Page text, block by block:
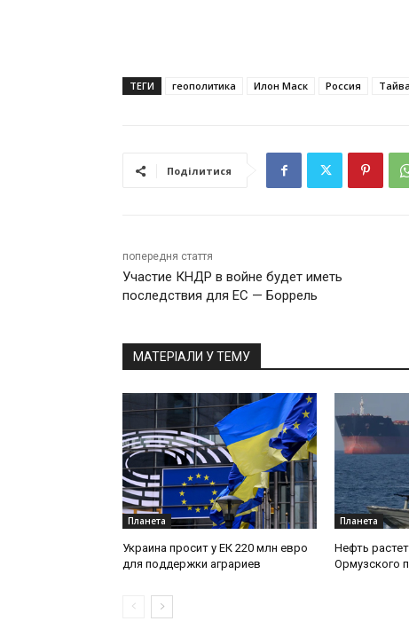
ТЕГИ геополитика Илон Маск Россия
Поділитися
попередня стаття
Участие КНДР в войне будет иметь
последствия для ЕС — Боррель
МАТЕРІАЛИ У ТЕМУ
Планета
Украина просит у ЕК 220 млн евро
для поддержки аграриев
Планета
Нефть
Ормузского